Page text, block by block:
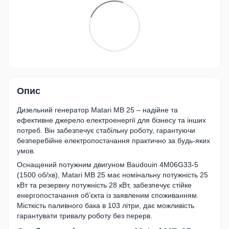
Опис
Дизельний генератор Matari MB 25 – надійне та
ефективне джерело електроенергії для бізнесу та інших
потреб. Він забезпечує стабільну роботу, гарантуючи
безперебійне електропостачання практично за будь-яких
умов.
Оснащений потужним двигуном Baudouin 4M06G33-5
(1500 об/хв), Matari MB 25 має номінальну потужність 25
кВт та резервну потужність 28 кВт, забезпечує стійке
енергопостачання об’єкта із заявленим споживанням.
Місткість паливного бака в 103 літри, дає можливість
гарантувати тривалу роботу без перерв.